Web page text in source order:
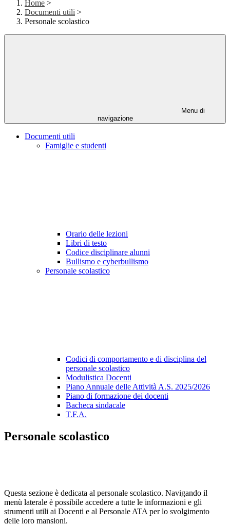
Home >
Documenti utili >
Personale scolastico
Menu di
navigazione
Documenti utili
Famiglie e studenti
Orario delle lezioni
Libri di testo
Codice disciplinare alunni
Bullismo e cyberbullismo
Personale scolastico
Codici di comportamento e di disciplina del
personale scolastico
Modulistica Docenti
Piano Annuale delle Attività A.S. 2025/2026
Piano di formazione dei docenti
Bacheca sindacale
T.F.A.
Personale scolastico
Questa sezione è dedicata al personale scolastico. Navigando il
menù laterale è possibile accedere a tutte le informazioni e gli
strumenti utili ai Docenti e al Personale ATA per lo svolgimento
delle loro mansioni.